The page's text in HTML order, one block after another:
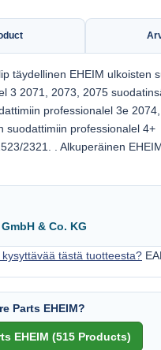
täydellinen EHEIM ulkoisten
3 2071, 2073, 2075
professionalel 3e
suodattimiin professionalel 4+
2321. . Alkuperäinen
GmbH & Co. KG
tästä tuotteesta?
Parts EHEIM?